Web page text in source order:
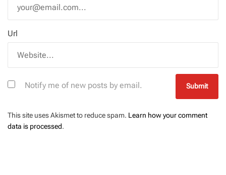
Url
Notify me of new posts by email.
This site uses Akismet to reduce spam. Learn how your comment
data is processed.